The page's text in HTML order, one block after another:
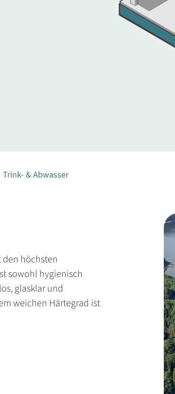
Trink- & Abwasser
den höchsten
sowohl hygienisch
glasklar und
weichen Härtegrad ist